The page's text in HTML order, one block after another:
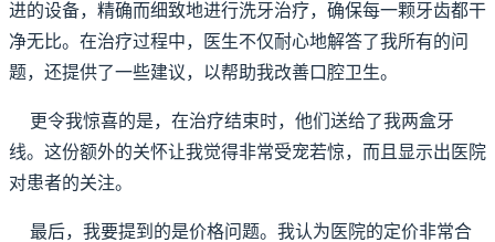
进的设备，精确而细致地进行洗牙治疗，确保每一颗牙齿都干
净无比。在治疗过程中，医生不仅耐心地解答了我所有的问
题，还提供了一些建议，以帮助我改善口腔卫生。
更令我惊喜的是，在治疗结束时，他们送给了我两盒牙
线。这份额外的关怀让我觉得非常受宠若惊，而且显示出医院
对患者的关注。
最后，我要提到的是价格问题。我认为医院的定价非常合